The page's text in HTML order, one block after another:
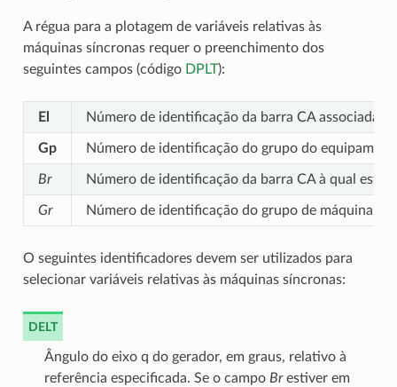
A régua para a plotagem de variáveis relativas às
máquinas síncronas requer o preenchimento dos
seguintes campos (código DPLT):
El Número de identificação da barra CA associada à
Gp Número de identificação do grupo do
Br Número de identificação da barra CA à qual está
Gr Número de identificação do grupo de máquina
O seguintes identificadores devem ser utilizados para
selecionar variáveis relativas às máquinas síncronas:
DELT
Ângulo do eixo q do gerador, em graus, relativo à
referência especificada. Se o campo Brestiver em